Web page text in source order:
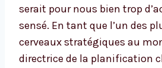
serait pour nous bien trop
sensé. En tant que l’un des
cerveaux stratégiques au
directrice de la planification